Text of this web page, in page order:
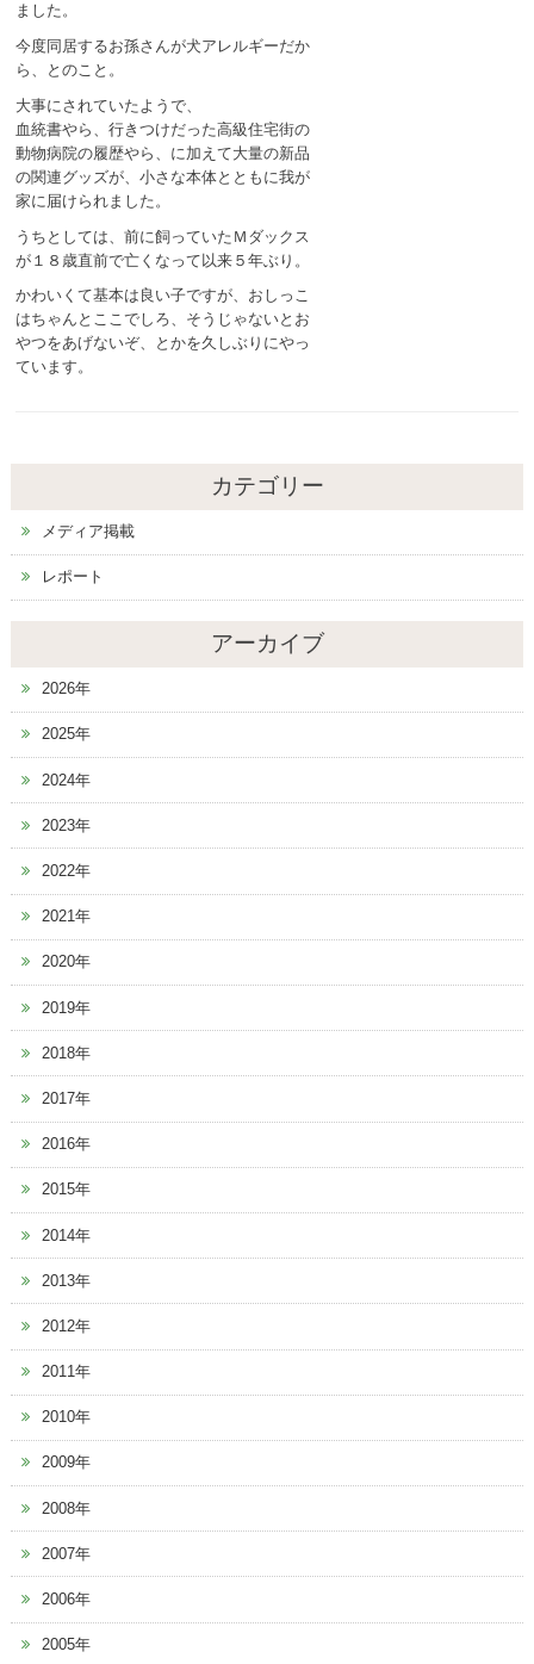
ました。
今度同居するお孫さんが犬アレルギーだか
ら、とのこと。
大事にされていたようで、
血統書やら、行きつけだった高級住宅街の
動物病院の履歴やら、に加えて大量の新品
の関連グッズが、小さな本体とともに我が
家に届けられました。
うちとしては、前に飼っていたＭダックス
が１８歳直前で亡くなって以来５年ぶり。
かわいくて基本は良い子ですが、おしっこ
はちゃんとここでしろ、そうじゃないとお
やつをあげないぞ、とかを久しぶりにやっ
ています。
カテゴリー
メディア掲載
レポート
アーカイブ
2026年
2025年
2024年
2023年
2022年
2021年
2020年
2019年
2018年
2017年
2016年
2015年
2014年
2013年
2012年
2011年
2010年
2009年
2008年
2007年
2006年
2005年